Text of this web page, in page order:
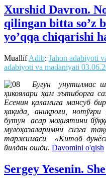
Xurshid Davron.
qilingan bitta so’z
yo’qqa chiqarishi
MuallifAdib: Jahon adabiyoti
adabiyoti va madaniyati
Бугун унутилмас
ҳикоялари ҳам эътиборга
Есенин қаламига мансуб
ҳақида, аниқроғи,
бутун асар моҳиятини
мулоҳазаларимни сизга
таржимаси «Китоб
йилдан ошди. Davomini o'qish
Sergey Yesenin.